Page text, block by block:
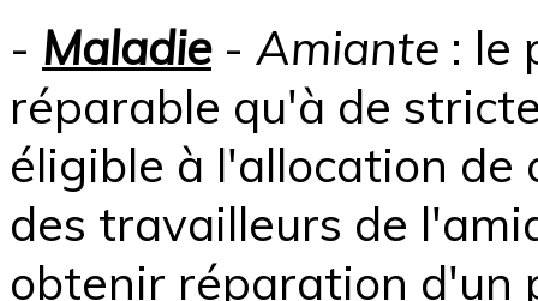
- Maladie- Amiante : le
réparable qu'à de
éligible à l'allocation
des travailleurs de
obtenir réparation d'un